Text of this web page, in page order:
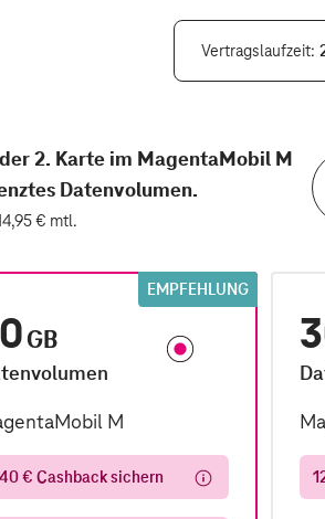
Vertragslaufzeit
2. Karte im MagentaMobil M
Datenvolumen.
€ mtl.
EMPFEHLUNG
GB
M
€ Cashback sichern